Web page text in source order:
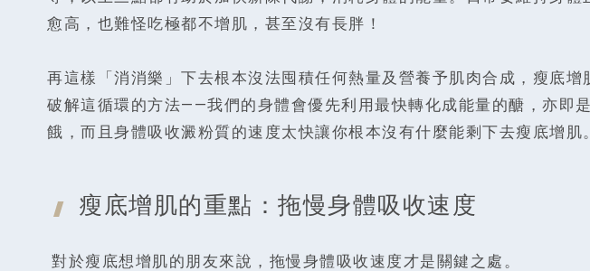
愈高，也難怪吃極都不增肌，甚至沒有長胖！
再這樣「消消樂」下去根本沒法囤積任何熱量及營養予肌肉合成，瘦底
破解這循環的方法——我們的身體會優先利用最快轉化成能量的醣，亦即
餓，而且身體吸收澱粉質的速度太快讓你根本沒有什麼能剩下去瘦底增肌。
瘦底增肌的重點：拖慢身體吸收速度
對於瘦底想增肌的朋友來說，拖慢身體吸收速度才是關鍵之處。